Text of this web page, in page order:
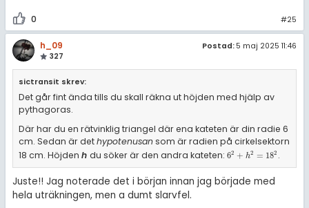
0 #25
h_09
327
Postad: 5 maj 2025 11:46
sictransit skrev:
Det går fint ända tills du skall räkna ut höjden med hjälp av
pythagoras.
Där har du en rätvinklig triangel där ena kateten är din radie 6
cm. Sedan är dethypotenusansom är radien på cirkelsektorn
18 cm. Höjden h du söker är den andra kateten: 62 + h2 = 182
62+ h2 =182 .
Juste!! Jag noterade det i början innan jag började med
hela uträkningen, men a dumt slarvfel.